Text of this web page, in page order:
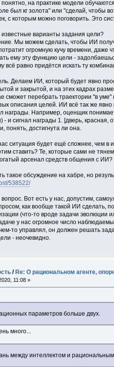
понятно, на практике модели
был кг золота" или "сделай, чтобы
с которым можно поговорить. Это
известные варианты задания цели?
Мы можем сделать, чтобы ИИ
огромную кучу времени, даже
ему эту функцию цели -
всё равно придётся искать ту
Делаем ИИ, который будет явно
и закрытой, и на этих кадрах
сможет перебрать траектории "в
описания целей. ИИ всё так же
награды. Например, оценщик
- и сигнал награды 1. [дверь,
понять, достигнута ли она.
ситуация будет ещё сложнее, чем
ставить? Те, которые сами не
арсенал средств общения с ИИ?
такое обсуждение на хабре, но
538522/
Вот есть у нас, допустим,
как вообще такой ИИ сделать,
(что-то вроде задачи эволюции
у нас огромное число
то управлял, он должен решать
- неочевидно.
/Re: О рациональном агенте,
11:08 »
параметров больше двух.
много...
между интеллектом и